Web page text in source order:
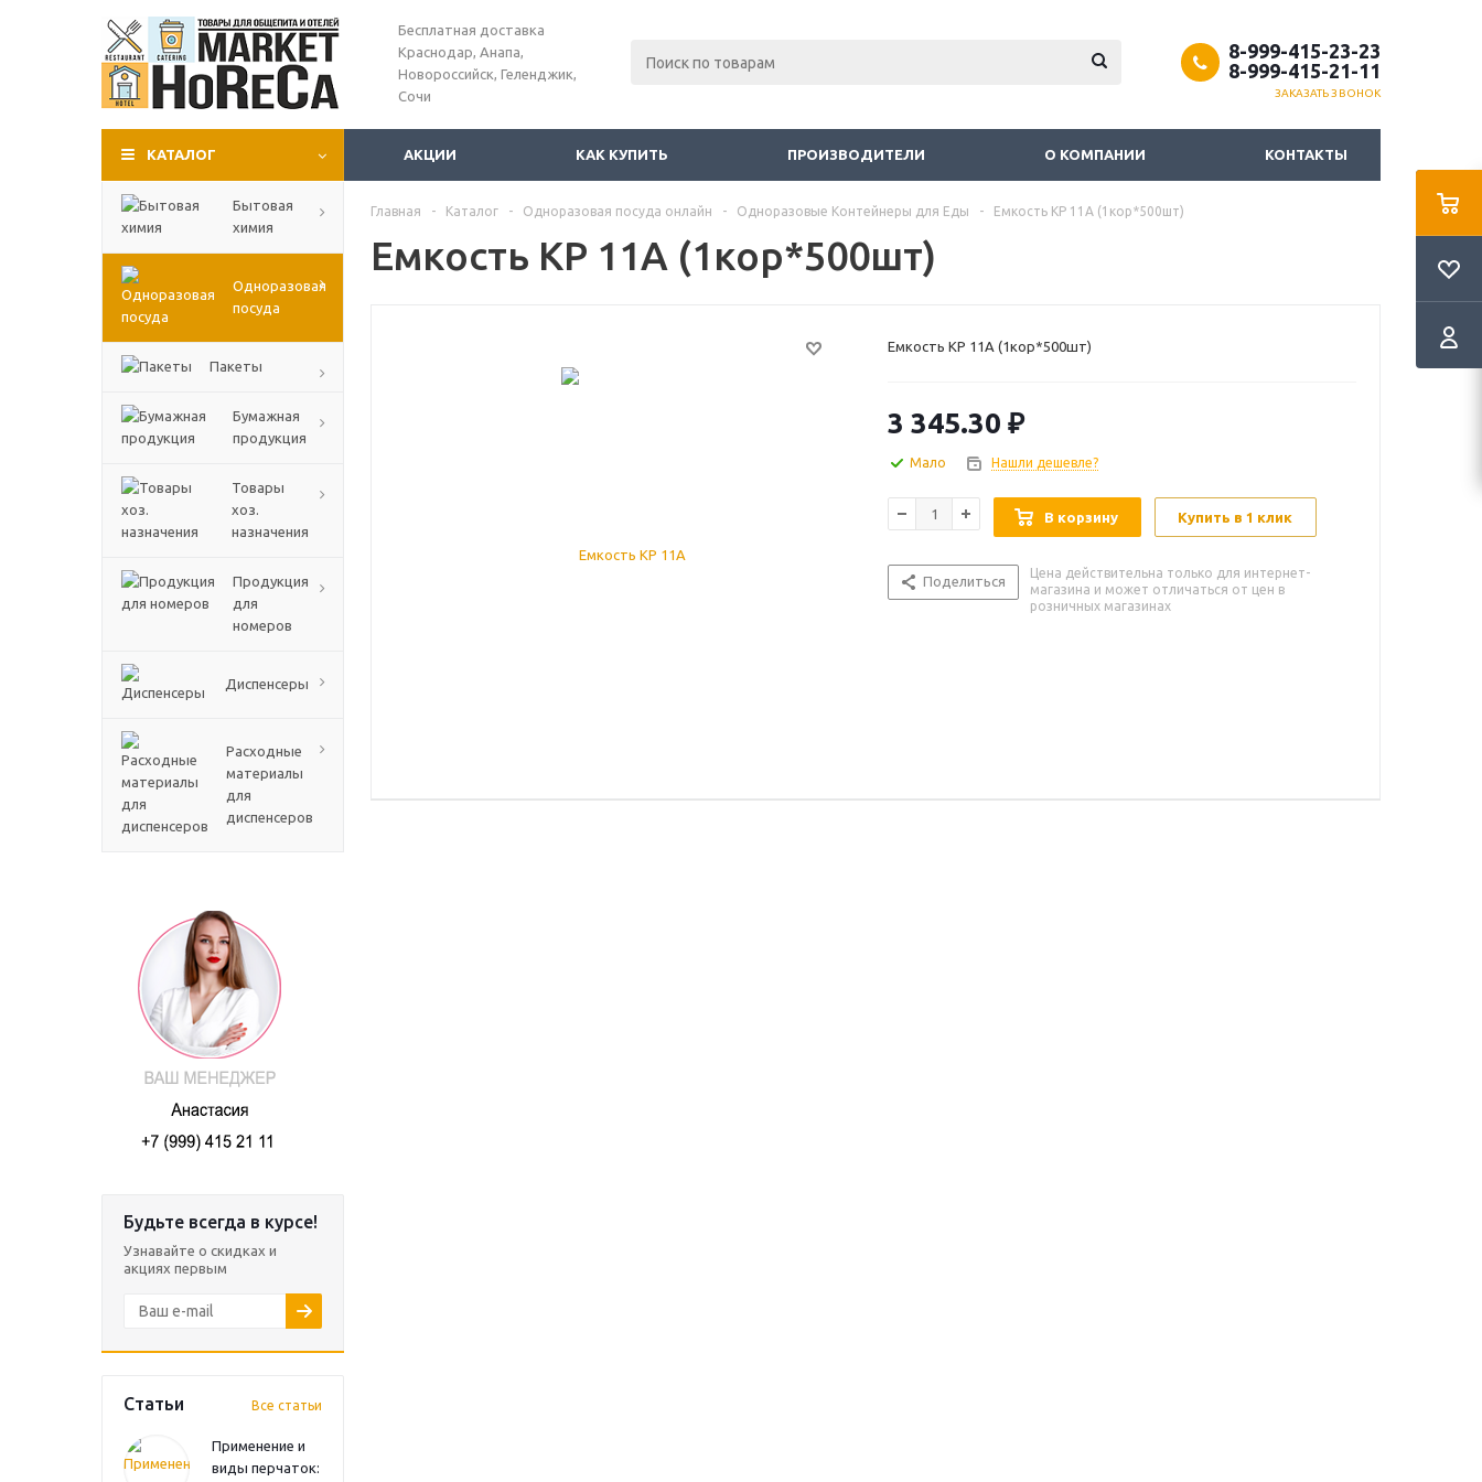
Бесплатная доставка
Краснодар, Анапа,
Новороссийск, Геленджик,
Сочи
8-999-415-23-23
8-999-415-21-11
ЗАКАЗАТЬ ЗВОНОК
КАТАЛОГ АКЦИИ КАК КУПИТЬ ПРОИЗВОДИТЕЛИ О КОМПАНИИ КОНТАКТЫ
Бытовая
химия
Одноразовая
посуда
Пакеты
Бумажная
продукция
Товары
хоз.
назначения
Продукция
для
номеров
Диспенсеры
Расходные
материалы
для
диспенсеров
Будьте всегда в курсе!
Узнавайте о скидках и
акциях первым
Статьи Все статьи
Применение и
виды перчаток:
Главная - Каталог - Одноразовая посуда онлайн - Одноразовые Контейнеры для Еды - Емкость КР 11А (1кор*500шт)
Емкость КР 11А (1кор*500шт)
Емкость КР 11А (1кор*500шт)
3 345.30 ₽
Мало Нашли дешевле?
В корзину Купить в 1 клик
Поделиться
Цена действительна только для интернет-
магазина и может отличаться от цен в
розничных магазинах